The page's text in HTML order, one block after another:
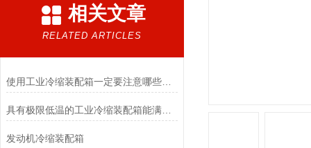
相关文章
RELATED ARTICLES
使用工业冷缩装配箱一定要注意哪些事情
具有极限低温的工业冷缩装配箱能满足冷装配工艺的温度要求
发动机冷缩装配箱